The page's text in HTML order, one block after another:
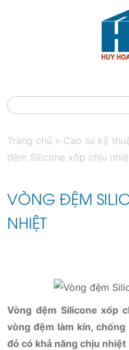
Trang chủ » Cao su kỹ
đệm Silicone xốp chịu
VÒNG ĐỆM
NHIỆT
Vòng đệm Silicone xốp
vòng đệm làm kín,
đỏ có khả năng chịu